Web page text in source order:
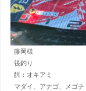
藤岡様
筏釣り
餌：オキアミ
マダイ、アナゴ、メゴチ